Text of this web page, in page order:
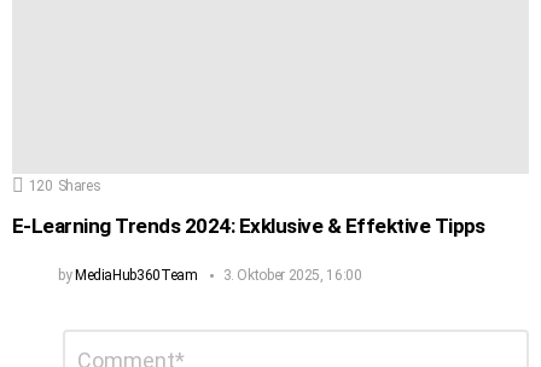
120 Shares
E-Learning Trends 2024: Exklusive & Effektive Tipps
byMediaHub360Team 3. Oktober 2025, 16:00